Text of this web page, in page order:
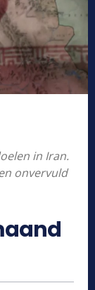
in Iran.
onvervuld